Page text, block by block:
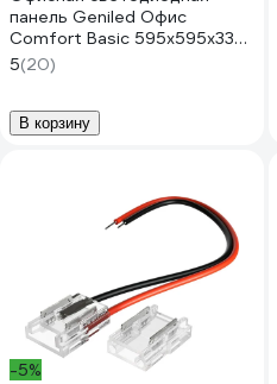
панель Geniled Офис
Comfort Basic 595x595x33
30Вт 4000К 90Ra Опал для
подвесного потолка
5(20)
В корзину
-5%